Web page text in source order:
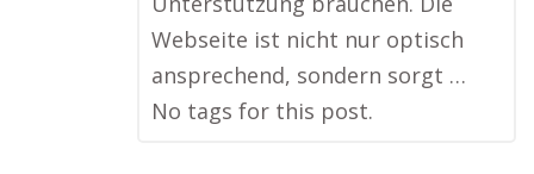
Webseite ist nicht nur optisch
ansprechend, sondern sorgt …
No tags for this post.